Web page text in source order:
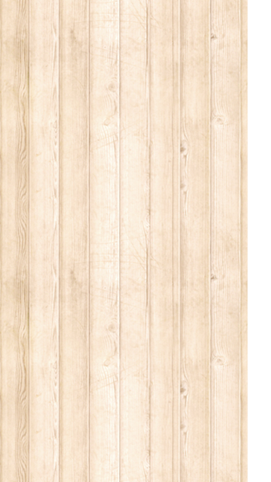
The Wonky Broomstick
Brigid's Cross
Green Man
魔女グッズ
その他